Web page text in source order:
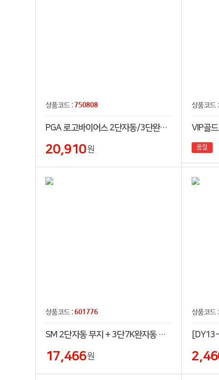
상품코드 :750808
PGA 로고바이어스 2단자동/3단완자 우산세트
20,910원
상품코드
VIP골
품절
상품코드 :601776
SM 2단자동 무지 + 3단7K완자동 무지(5칼라) 우산세트
17,466원
상품코드